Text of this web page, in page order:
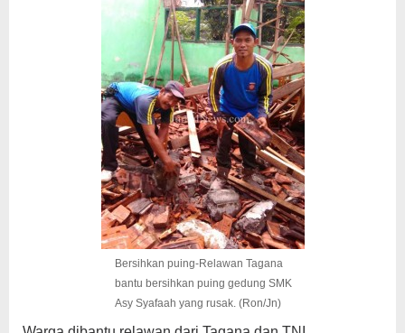
Bersihkan puing-Relawan Tagana
bantu bersihkan puing gedung SMK
Asy Syafaah yang rusak. (Ron/Jn)